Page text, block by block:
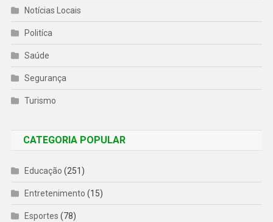
Notícias Locais
Politíca
Saúde
Segurança
Turismo
CATEGORIA POPULAR
Educação (251)
Entretenimento (15)
Esportes (78)